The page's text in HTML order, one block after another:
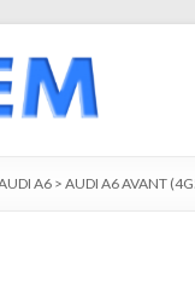
A6 > AUDI A6 AVANT